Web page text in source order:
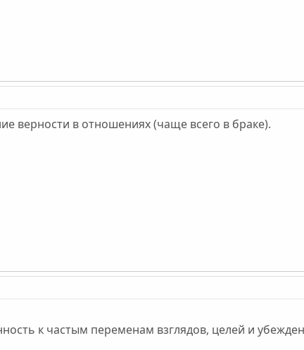
верности в отношениях (чаще всего в браке).
к частым переменам взглядов, целей и